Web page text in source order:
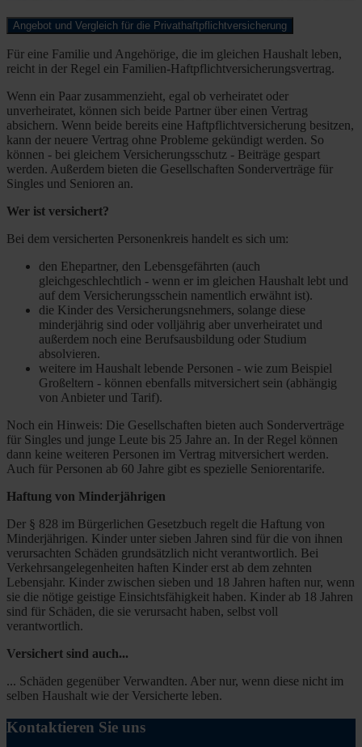
Angebot und Vergleich für die Privathaftpflichtversicherung
Für eine Familie und Angehörige, die im gleichen Haushalt leben,
reicht in der Regel ein Familien-Haftpflichtversicherungsvertrag.
Wenn ein Paar zusammenzieht, egal ob verheiratet oder
unverheiratet, können sich beide Partner über einen Vertrag
absichern. Wenn beide bereits eine Haftpflichtversicherung besitzen,
kann der neuere Vertrag ohne Probleme gekündigt werden. So
können - bei gleichem Versicherungsschutz - Beiträge gespart
werden. Außerdem bieten die Gesellschaften Sonderverträge für
Singles und Senioren an.
Wer ist versichert?
Bei dem versicherten Personenkreis handelt es sich um:
den Ehepartner, den Lebensgefährten (auch
gleichgeschlechtlich - wenn er im gleichen Haushalt lebt und
auf dem Versicherungsschein namentlich erwähnt ist).
die Kinder des Versicherungsnehmers, solange diese
minderjährig sind oder volljährig aber unverheiratet und
außerdem noch eine Berufsausbildung oder Studium
absolvieren.
weitere im Haushalt lebende Personen - wie zum Beispiel
Großeltern - können ebenfalls mitversichert sein (abhängig
von Anbieter und Tarif).
Noch ein Hinweis: Die Gesellschaften bieten auch Sonderverträge
für Singles und junge Leute bis 25 Jahre an. In der Regel können
dann keine weiteren Personen im Vertrag mitversichert werden.
Auch für Personen ab 60 Jahre gibt es spezielle Seniorentarife.
Haftung von Minderjährigen
Der § 828 im Bürgerlichen Gesetzbuch regelt die Haftung von
Minderjährigen. Kinder unter sieben Jahren sind für die von ihnen
verursachten Schäden grundsätzlich nicht verantwortlich. Bei
Verkehrsangelegenheiten haften Kinder erst ab dem zehnten
Lebensjahr. Kinder zwischen sieben und 18 Jahren haften nur, wenn
sie die nötige geistige Einsichtsfähigkeit haben. Kinder ab 18 Jahren
sind für Schäden, die sie verursacht haben, selbst voll
verantwortlich.
Versichert sind auch...
... Schäden gegenüber Verwandten. Aber nur, wenn diese nicht im
selben Haushalt wie der Versicherte leben.
Kontaktieren Sie uns